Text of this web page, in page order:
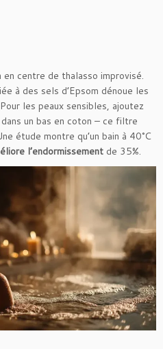
centre de thalasso improvisé.
à des sels d’Epsom dénoue les
les peaux sensibles, ajoutez
un bas en coton – ce filtre
étude montre qu’un bain à 40°C
l’endormissement de 35%.